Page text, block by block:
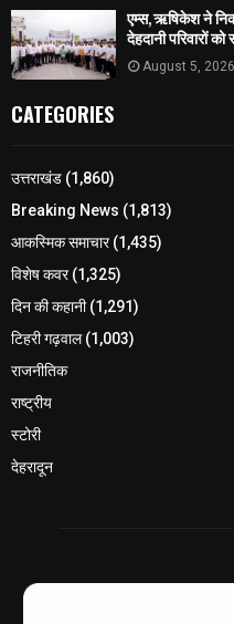
एम्स, ऋषिकेश ने
देहदानी परिवारों
August 5, 2026
CATEGORIES
उत्तराखंड (1,860)
Breaking News (1,813)
आकस्मिक समाचार(1,435)
विशेष कवर(1,325)
दिन की कहानी(1,291)
टिहरी गढ़वाल(1,003)
राजनीतिक
राष्ट्रीय
स्टोरी
देहरादून